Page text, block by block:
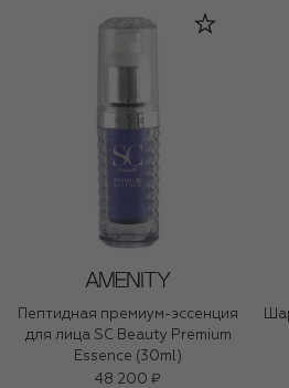
Пептидная премиум-эссенция
для лица SC Beauty Premium
Essence (30ml)
48 200 ₽